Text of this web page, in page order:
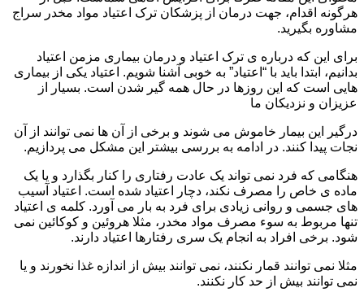
هرگونه اقدام، جهت درمان از پزشکان ترک اعتیاد مواد مخدر سراج
مشاوره بگیرید.
برای این که درباره ی ترک اعتیاد و درمان بیماری مزمن اعتیاد
بدانیم، ابتدا باید با “اعتیاد” به خوبی آشنا شویم. اعتیاد یکی از بیماری
هایی است که این روزها در حال همه گیر شدن است. بسیار از
عزیزان و نزدیکان ما
درگیر این بیمار خاموش می شوند و برخی از آن ها نمی توانند از آن
نجات پیدا کنند. در ادامه به بررسی بیشتر این مشکل می پردازیم.
هنگامی که فرد نمی تواند یک عادت رفتاری را کنار بگذارد و یا یک
ماده ی خاص را مصرف نکند، دچار اعتیاد شده است. اعتیاد آسیب
های جسمی و روانی زیادی برای فرد به بار می آورد. کلمه ی اعتیاد
تنها مربوط به سوء مصرف مواد مخدر، مثلا هروئین و کوکائین نمی
شود. برخی افراد به انجام یک سری رفتارها اعتیاد دارند.
مثلا نمی توانند قمار نکنند، نمی توانند بیش از اندازه غذا نخورند و یا
نمی توانند بیش از حد کار نکنند.